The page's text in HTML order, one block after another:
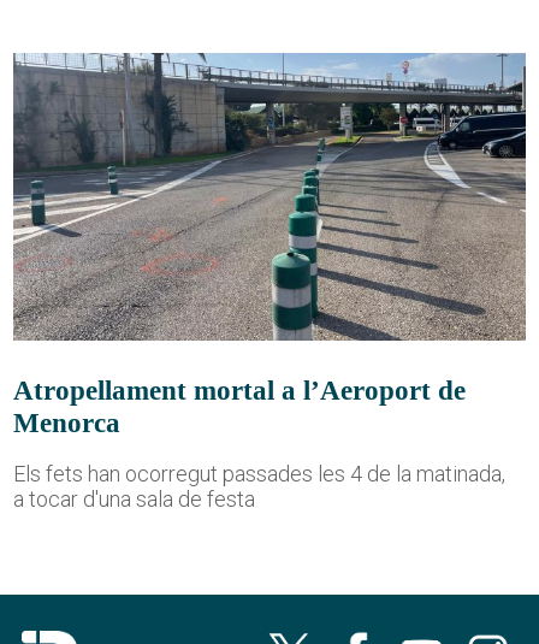
Atropellament mortal a l’Aeroport de
Menorca
Els fets han ocorregut passades les 4 de la matinada,
a tocar d'una sala de festa